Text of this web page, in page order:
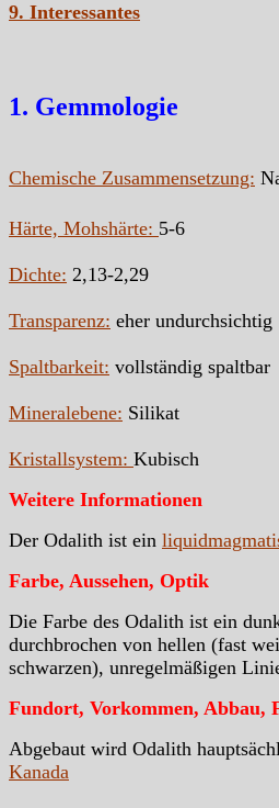
9. Interessantes
1. Gemmologie
Chemische Zusammensetzung:
Härte, Mohshärte: 5-6
Dichte: 2,13-2,29
Transparenz: eher undurchsichtig
Spaltbarkeit: vollständig spaltbar
Mineralebene: Silikat
Kristallsystem: Kubisch
Weitere Informationen
Der Odalith ist ein
Farbe, Aussehen, Optik
Die Farbe des Odalith ist ein
durchbrochen von hellen (fast
schwarzen), unregelmäßigen
Fundort, Vorkommen, Abbau,
Abgebaut wird Odalith
Kanada